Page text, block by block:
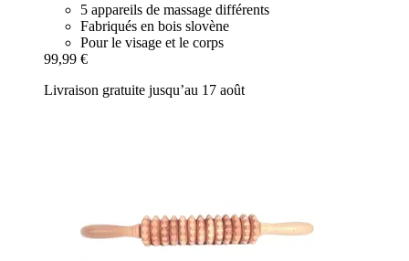
5 appareils de massage différents
Fabriqués en bois slovène
Pour le visage et le corps
99,99 €
Livraison gratuite jusqu’au 17 août